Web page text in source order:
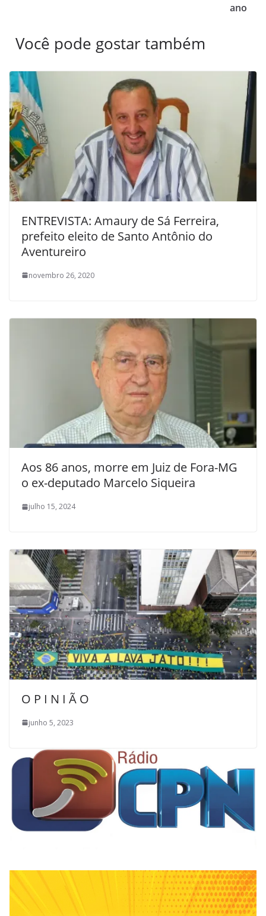
ano
Você pode gostar também
ENTREVISTA: Amaury de Sá Ferreira,
prefeito eleito de Santo Antônio do
Aventureiro
novembro 26, 2020
Aos 86 anos, morre em Juiz de Fora-MG
o ex-deputado Marcelo Siqueira
julho 15, 2024
O P I N I Ã O
junho 5, 2023